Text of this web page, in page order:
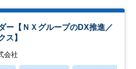
ー【ＮＸグループのDX推進／
ス】
会社